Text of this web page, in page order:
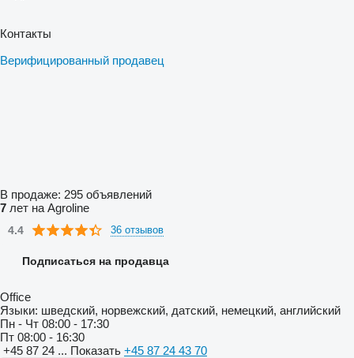
Контакты
Верифицированный продавец
В продаже: 295 объявлений
7 лет на Agroline
4.4 36 отзывов
Подписаться на продавца
Office
Языки: шведский, норвежский, датский, немецкий, английский
Пн - Чт 08:00 - 17:30
Пт 08:00 - 16:30
+45 87 24 ... Показать +45 87 24 43 70